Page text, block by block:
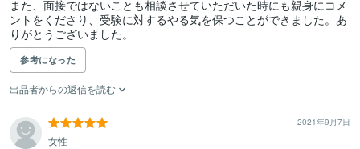
また、面接ではないことも相談させていただいた時にも親身にコメ
ントをくださり、受験に対するやる気を保つことができました。あ
りがとうございました。
参考になった
出品者からの返信を読む
2021年9月7日
女性